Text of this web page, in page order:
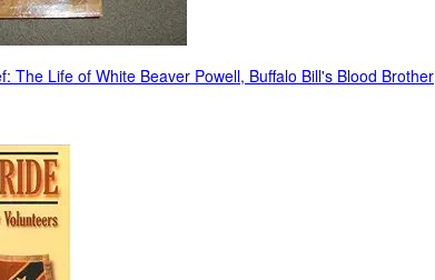
The Life of White Beaver Powell, Buffalo Bill's Blood Brother